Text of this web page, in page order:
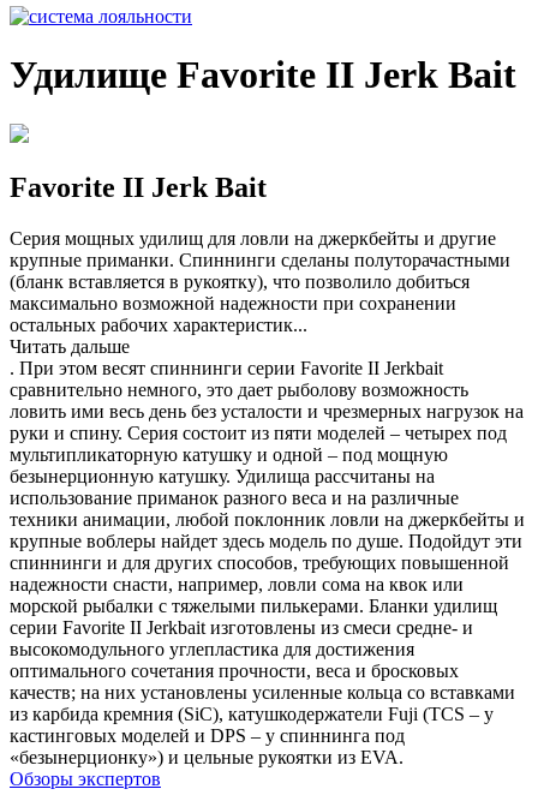
Удилище Favorite II Jerk Bait
Favorite II Jerk Bait
Серия мощных удилищ для ловли на джеркбейты и другие
крупные приманки. Спиннинги сделаны полуторачастными
(бланк вставляется в рукоятку), что позволило добиться
максимально возможной надежности при сохранении
остальных рабочих характеристик...
Читать дальше
. При этом весят спиннинги серии Favorite II Jerkbait
сравнительно немного, это дает рыболову возможность
ловить ими весь день без усталости и чрезмерных нагрузок на
руки и спину. Серия состоит из пяти моделей – четырех под
мультипликаторную катушку и одной – под мощную
безынерционную катушку. Удилища рассчитаны на
использование приманок разного веса и на различные
техники анимации, любой поклонник ловли на джеркбейты и
крупные воблеры найдет здесь модель по душе. Подойдут эти
спиннинги и для других способов, требующих повышенной
надежности снасти, например, ловли сома на квок или
морской рыбалки с тяжелыми пилькерами. Бланки удилищ
серии Favorite II Jerkbait изготовлены из смеси средне- и
высокомодульного углепластика для достижения
оптимального сочетания прочности, веса и бросковых
качеств; на них установлены усиленные кольца со вставками
из карбида кремния (SiC), катушкодержатели Fuji (TCS – у
кастинговых моделей и DPS – у спиннинга под
«безынерционку») и цельные рукоятки из EVA.
Обзоры экспертов